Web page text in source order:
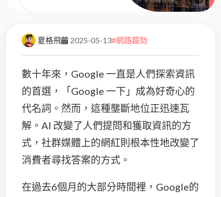
夏格飛 2025-05-13#網路趨勢
數十年來，Google 一直是人們探索資訊
的首選，「Google 一下」成為好奇心的
代名詞。然而，這種壟斷地位正迅速瓦
解。AI 改變了人們提問和獲取資訊的方
式，社群媒體上的網紅則根本性地改變了
消費者尋找答案的方式。
在過去6個月的大部分時間裡，Google的